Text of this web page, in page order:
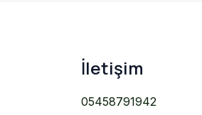
İletişim
05458791942